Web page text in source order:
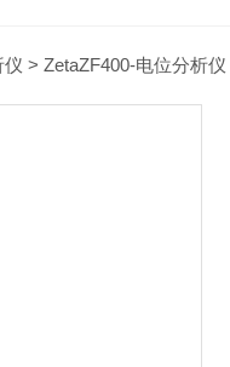
仪 > ZetaZF400-电位分析仪